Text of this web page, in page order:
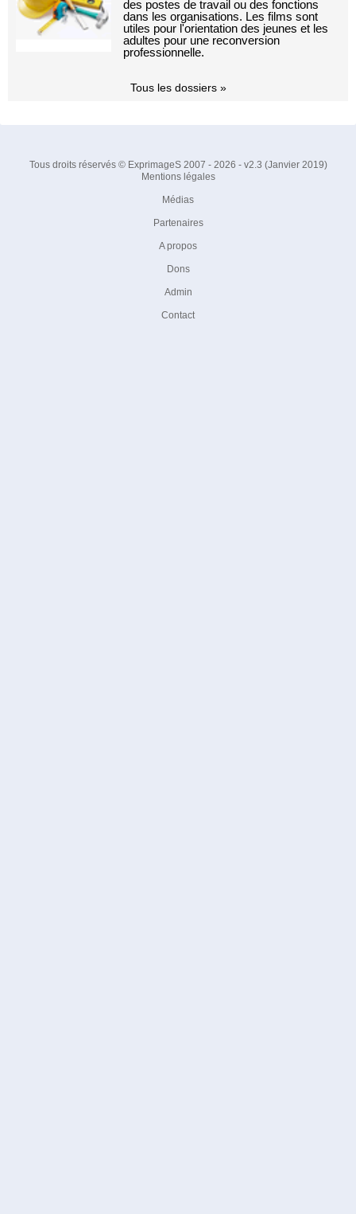
des postes de travail ou des fonctions
dans les organisations. Les films sont
utiles pour l'orientation des jeunes et les
adultes pour une reconversion
professionnelle.
Tous les dossiers »
Tous droits réservés © ExprimageS 2007 - 2026 - v2.3 (Janvier 2019)
Mentions légales
Médias
Partenaires
A propos
Dons
Admin
Contact